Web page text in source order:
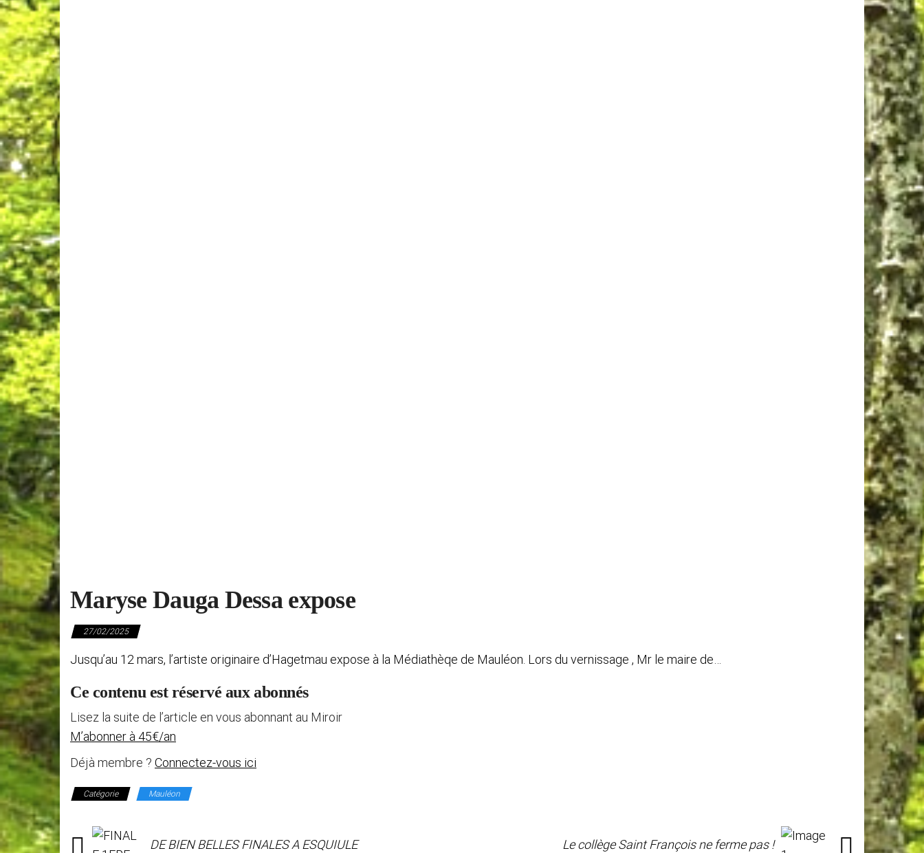
Maryse Dauga Dessa expose
27/02/2025
Jusqu’au 12 mars, l’artiste originaire d’Hagetmau expose à la Médiathèqe de Mauléon. Lors du vernissage , Mr le maire de…
Ce contenu est réservé aux abonnés
Lisez la suite de l’article en vous abonnant au Miroir
M’abonner à 45€/an
Déjà membre ? Connectez-vous ici
Catégorie Mauléon
DE BIEN BELLES FINALES A ESQUIULE Le collège Saint François ne ferme pas !